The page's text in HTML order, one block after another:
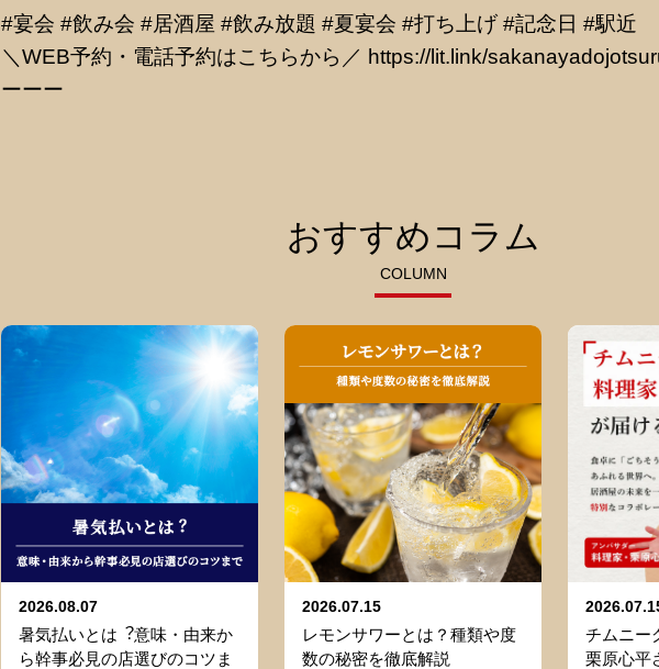
#宴会 #飲み会 #居酒屋 #飲み放題 #夏宴会 #打ち上げ #記念日 #駅近
＼WEB予約・電話予約はこちらから／ https://lit.link/
ーーー
おすすめコラム
COLUMN
2026.08.07
暑気払いとは︖意味・由来か
ら幹事必⾒の店選びのコツま
2026.07.15
レモンサワーとは？種類や度
数の秘密を徹底解説
チムニー
栗原心平